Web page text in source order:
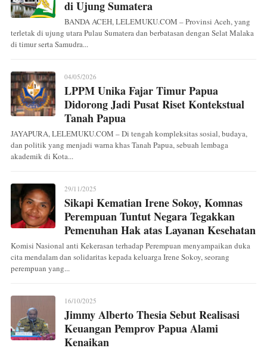
di Ujung Sumatera
BANDA ACEH, LELEMUKU.COM – Provinsi Aceh, yang
terletak di ujung utara Pulau Sumatera dan berbatasan dengan Selat Malaka
di timur serta Samudra...
04/05/2026
LPPM Unika Fajar Timur Papua
Didorong Jadi Pusat Riset Kontekstual
Tanah Papua
JAYAPURA, LELEMUKU.COM – Di tengah kompleksitas sosial, budaya,
dan politik yang menjadi warna khas Tanah Papua, sebuah lembaga
akademik di Kota...
29/11/2025
Sikapi Kematian Irene Sokoy, Komnas
Perempuan Tuntut Negara Tegakkan
Pemenuhan Hak atas Layanan Kesehatan
Komisi Nasional anti Kekerasan terhadap Perempuan menyampaikan duka
cita mendalam dan solidaritas kepada keluarga Irene Sokoy, seorang
perempuan yang...
16/10/2025
Jimmy Alberto Thesia Sebut Realisasi
Keuangan Pemprov Papua Alami
Kenaikan